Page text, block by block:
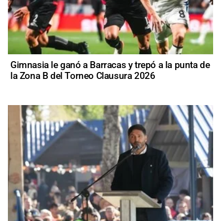
Gimnasia le ganó a Barracas y trepó a la punta de
la Zona B del Torneo Clausura 2026